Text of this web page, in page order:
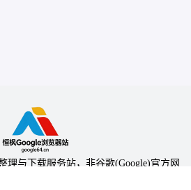
理与下载服务站，非谷歌(Google)官方网